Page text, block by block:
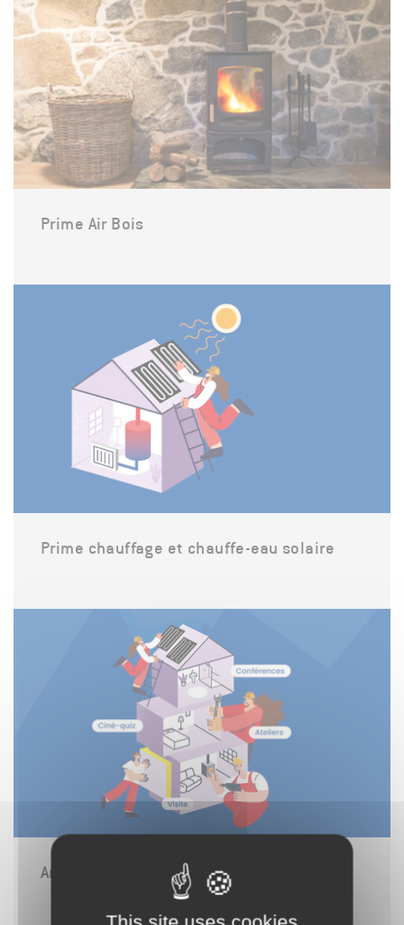
Prime Air Bois
Prime chauffage et chauffe-eau solaire
Animations rénovation